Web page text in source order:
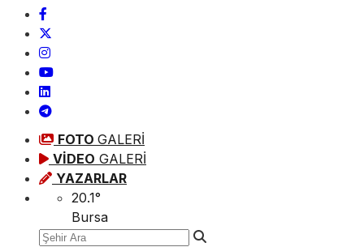
FOTO GALERİ
VİDEO GALERİ
YAZARLAR
20.1°
Bursa